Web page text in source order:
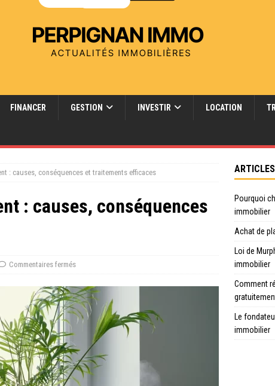
FINANCER GESTION INVESTIR LOCATION
: causes, conséquences et traitements efficaces
: causes, conséquences
Commentaires fermés
Pourquoi
immobilier
Achat de
Loi de
immobilier
Comment
Le
immobilier